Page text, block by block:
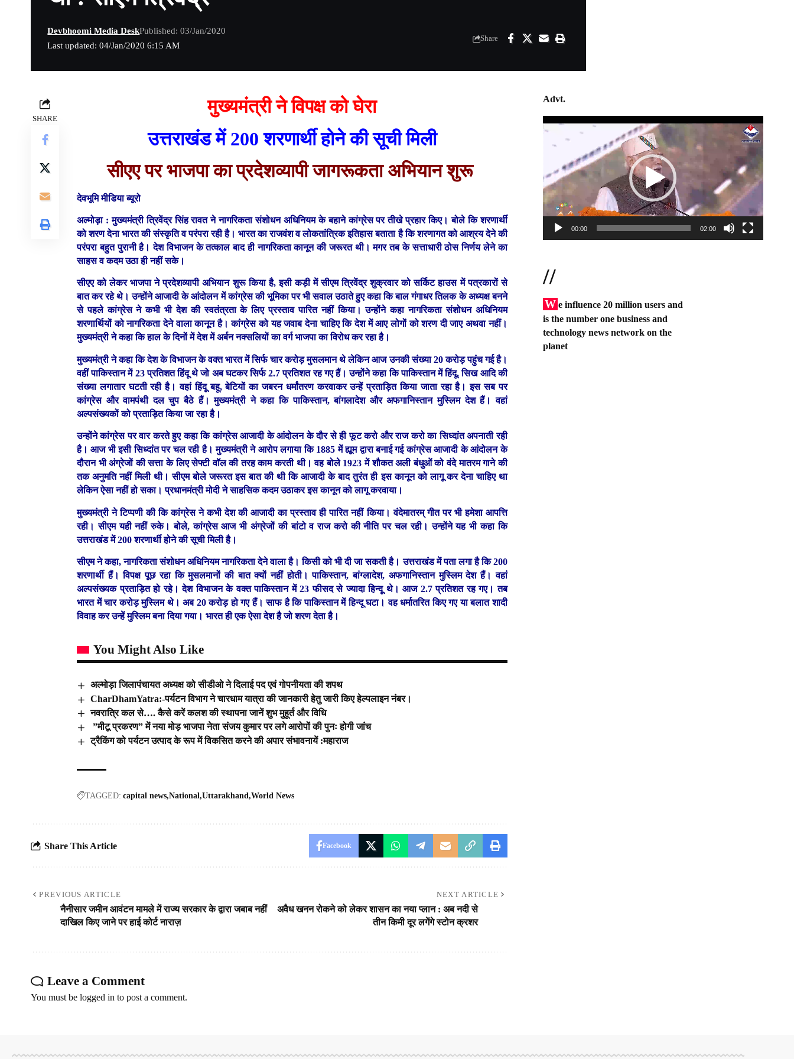
Last updated: 04/Jan/2020 6:15 AM
Devbhoomi Media DeskPublished: 03/Jan/2020
Share
SHARE
मुख्यमंत्री ने विपक्ष को घेरा
उत्तराखंड में 200 शरणार्थी होने की सूची मिली
सीएए पर भाजपा का प्रदेशव्यापी जागरूकता अभियान शुरू
देवभूमि मीडिया ब्यूरो
अल्मोड़ा : मुख्यमंत्री त्रिवेंद्र सिंह रावत ने नागरिकता संशोधन अधिनियम के बहाने कांग्रेस पर तीखे प्रहार किए। बोले कि शरणार्थी
को शरण देना भारत की संस्कृति व परंपरा रही है। भारत का राजवंश व लोकतांत्रिक इतिहास बताता है कि शरणागत को आश्रय देने की
परंपरा बहुत पुरानी है। देश विभाजन के तत्काल बाद ही नागरिकता कानून की जरूरत थी। मगर तब के सत्ताधारी ठोस निर्णय लेने का
साहस व कदम उठा ही नहीं सके।
सीएए को लेकर भाजपा ने प्रदेशव्यापी अभियान शुरू किया है, इसी कड़ी में सीएम त्रिवेंद्र शुक्रवार को सर्किट हाउस में पत्रकारों से
बात कर रहे थे। उन्होंने आजादी के आंदोलन में कांग्रेस की भूमिका पर भी सवाल उठाते हुए कहा कि बाल गंगाधर तिलक के अध्यक्ष बनने
से पहले कांग्रेस ने कभी भी देश की स्वतंत्रता के लिए प्रस्ताव पारित नहीं किया। उन्होंने कहा नागरिकता संशोधन अधिनियम
शरणार्थियों को नागरिकता देने वाला कानून है। कांग्रेस को यह जवाब देना चाहिए कि देश में आए लोगों को शरण दी जाए अथवा नहीं।
मुख्यमंत्री ने कहा कि हाल के दिनों में देश में अर्बन नक्सलियों का वर्ग भाजपा का विरोध कर रहा है।
मुख्यमंत्री ने कहा कि देश के विभाजन के वक्त भारत में सिर्फ चार करोड़ मुसलमान थे लेकिन आज उनकी संख्या 20 करोड़ पहुंच गई है।
वहीं पाकिस्तान में 23 प्रतिशत हिंदू थे जो अब घटकर सिर्फ 2.7 प्रतिशत रह गए हैं। उन्होंने कहा कि पाकिस्तान में हिंदू, सिख आदि की
संख्या लगातार घटती रही है। वहां हिंदू बहू, बेटियों का जबरन धर्मांतरण करवाकर उन्हें प्रताड़ित किया जाता रहा है। इस सब पर
कांग्रेस और वामपंथी दल चुप बैठे हैं। मुख्यमंत्री ने कहा कि पाकिस्तान, बांगलादेश और अफगानिस्तान मुस्लिम देश हैं। वहां
अल्पसंख्यकों को प्रताड़ित किया जा रहा है।
उन्होंने कांग्रेस पर वार करते हुए कहा कि कांग्रेस आजादी के आंदोलन के दौर से ही फूट करो और राज करो का सिध्दांत अपनाती रही
है। आज भी इसी सिध्दांत पर चल रही है। मुख्यमंत्री ने आरोप लगाया कि 1885 में ह्यूम द्वारा बनाई गई कांग्रेस आजादी के आंदोलन के
दौरान भी अंग्रेजों की सत्ता के लिए सेफ्टी वॉल की तरह काम करती थी। वह बोले 1923 में शौकत अली बंधुओं को वंदे मातरम गाने की
तक अनुमति नहीं मिली थी। सीएम बोले जरूरत इस बात की थी कि आजादी के बाद तुरंत ही इस कानून को लागू कर देना चाहिए था
लेकिन ऐसा नहीं हो सका। प्रधानमंत्री मोदी ने साहसिक कदम उठाकर इस कानून को लागू करवाया।
मुख्यमंत्री ने टिप्पणी की कि कांग्रेस ने कभी देश की आजादी का प्रस्ताव ही पारित नहीं किया। वंदेमातरम् गीत पर भी हमेशा आपत्ति
रही। सीएम यही नहीं रुके। बोले, कांग्रेस आज भी अंग्रेजों की बांटो व राज करो की नीति पर चल रही। उन्होंने यह भी कहा कि
उत्तराखंड में 200 शरणार्थी होने की सूची मिली है।
सीएम ने कहा, नागरिकता संशोधन अधिनियम नागरिकता देने वाला है। किसी को भी दी जा सकती है। उत्तराखंड में पता लगा है कि 200
शरणार्थी हैं। विपक्ष पूछ रहा कि मुसलमानों की बात क्यों नहीं होती। पाकिस्तान, बांग्लादेश, अफगानिस्तान मुस्लिम देश हैं। वहां
अल्पसंख्यक प्रताड़ित हो रहे। देश विभाजन के वक्त पाकिस्तान में 23 फीसद से ज्यादा हिन्दू थे। आज 2.7 प्रतिशत रह गए। तब
भारत में चार करोड़ मुस्लिम थे। अब 20 करोड़ हो गए हैं। साफ है कि पाकिस्तान में हिन्दू घटा। वह धर्मातरित किए गए या बलात शादी
विवाह कर उन्हें मुस्लिम बना दिया गया। भारत ही एक ऐसा देश है जो शरण देता है।
You Might Also Like
अल्मोड़ा जिलापंचायत अध्यक्ष को सीडीओ ने दिलाई पद एवं गोपनीयता की शपथ
CharDhamYatra:-पर्यटन विभाग ने चारधाम यात्रा की जानकारी हेतु जारी किए हेल्पलाइन नंबर।
नवरात्रि कल से…. कैसे करें कलश की स्थापना जानें शुभ मुहूर्त और विधि
”मीटू प्रकरण” में नया मोड़ भाजपा नेता संजय कुमार पर लगे आरोपों की पुनः होगी जांच
ट्रैकिंग को पर्यटन उत्पाद के रूप में विकसित करने की अपार संभावनायें :महाराज
TAGGED: capital news National Uttarakhand World News
Share This Article Facebook
PREVIOUS ARTICLE
नैनीसार जमीन आवंटन मामले में राज्य सरकार के द्वारा जबाब नहीं
दाखिल किए जाने पर हाई कोर्ट नाराज़
NEXT ARTICLE
अवैध खनन रोकने को लेकर शासन का नया प्लान : अब नदी से
तीन किमी दूर लगेंगे स्टोन क्रशर
Leave a Comment
You must be logged in to post a comment.
Advt.
Video
00:00 02:00
//
W e influence 20 million users and
is the number one business and
technology news network on the
planet